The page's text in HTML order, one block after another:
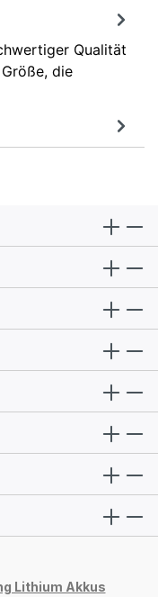
Qualität
die
Lithium Akkus